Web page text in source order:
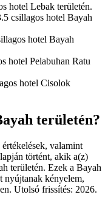
hotel Lebak területén.
csillagos hotel Bayah
hotel Bayah
hotel Pelabuhan Ratu
hotel Cisolok
területén?
valamint
történt, akik a(z)
területén. Ezek a Bayah
nyújtanak kényelem,
Utolsó frissítés: 2026.